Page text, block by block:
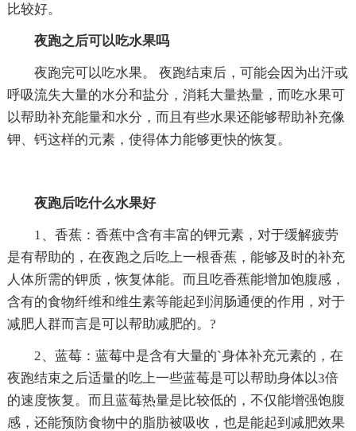
比较好。
夜跑之后可以吃水果吗
夜跑完可以吃水果。 夜跑结束后，可能会因为出汗或
呼吸流失大量的水分和盐分，消耗大量热量，而吃水果可
以帮助补充能量和水分，而且有些水果还能够帮助补充像
钾、钙这样的元素，使得体力能够更快的恢复。
夜跑后吃什么水果好
1、香蕉：香蕉中含有丰富的钾元素，对于缓解疲劳
是有帮助的，在夜跑之后吃上一根香蕉，能够及时的补充
人体所需的钾质，恢复体能。而且吃香蕉能增加饱腹感，
含有的食物纤维和维生素等能起到润肠通便的作用，对于
减肥人群而言是可以帮助减肥的。?
2、蓝莓：蓝莓中是含有大量的`身体补充元素的，在
夜跑结束之后适量的吃上一些蓝莓是可以帮助身体以3倍
的速度恢复。而且蓝莓热量是比较低的，不仅能增强饱腹
感，还能预防食物中的脂肪被吸收，也是能起到减肥效果